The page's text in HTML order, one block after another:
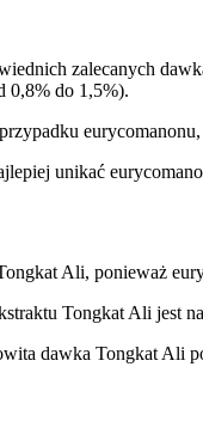
zalecanych
0,8% do 1,5%).
unikać
Ali, ponieważ
Tongkat Ali jest
dawka Tongkat